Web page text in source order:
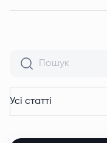
Усі статті